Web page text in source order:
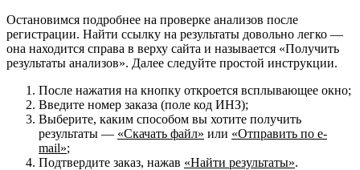
Остановимся подробнее на проверке анализов после
регистрации. Найти ссылку на результаты довольно легко —
она находится справа в верху сайта и называется «Получить
результаты анализов». Далее следуйте простой инструкции.
После нажатия на кнопку откроется всплывающее окно;
Введите номер заказа (поле код ИНЗ);
Выберите, каким способом вы хотите получить
результаты — «Скачать файл» или «Отправить по e-
mail»;
Подтвердите заказ, нажав «Найти результаты».